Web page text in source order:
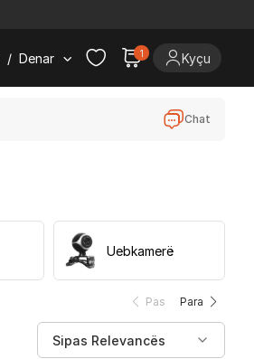
/ Denar 1 Kyçu
Chat
Uebkamerë
Pas Para